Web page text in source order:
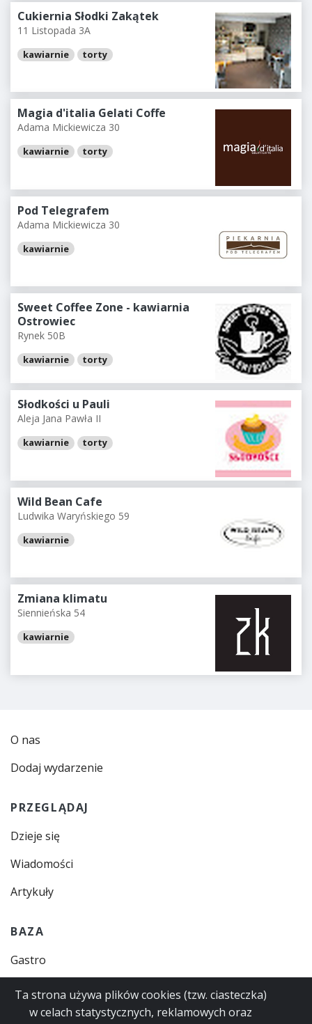
Cukiernia Słodki Zakątek
11 Listopada 3A
kawiarnie torty
Magia d'italia Gelati Coffe
Adama Mickiewicza 30
kawiarnie torty
Pod Telegrafem
Adama Mickiewicza 30
kawiarnie
Sweet Coffee Zone - kawiarnia
Ostrowiec
Rynek 50B
kawiarnie torty
Słodkości u Pauli
Aleja Jana Pawła II
kawiarnie torty
Wild Bean Cafe
Ludwika Waryńskiego 59
kawiarnie
Zmiana klimatu
Siennieńska 54
kawiarnie
O nas
Dodaj wydarzenie
PRZEGLĄDAJ
Dzieje się
Wiadomości
Artykuły
BAZA
Gastro
Zajęcia
Instytucje
Ta strona używa plików cookies (tzw. ciasteczka)
w celach statystycznych, reklamowych oraz